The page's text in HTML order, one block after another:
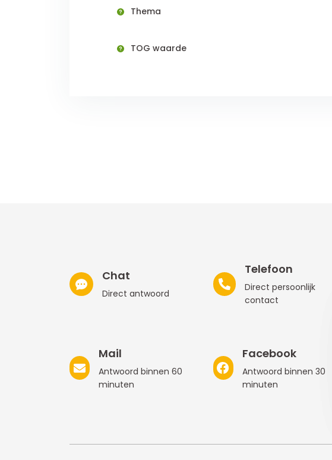
Thema
TOG waarde
Chat
Direct antwoord
Telefoon
Direct persoonlijk
contact
Mail
Antwoord binnen 60
minuten
Facebook
Antwoord binnen 30
minuten